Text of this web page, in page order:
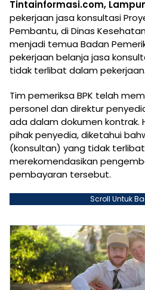
Tintainformasi.com,
pekerjaan jasa konsultasi
Pembantu, di Dinas
menjadi temua Badan
pekerjaan belanja jasa
tidak terlibat dalam pekerjaan.
Tim pemeriksa BPK telah
personel dan direktur
ada dalam dokumen kontrak.
pihak penyedia, diketahui
(konsultan) yang tidak terlibat
merekomendasikan
pembayaran tersebut.
Scroll Untuk